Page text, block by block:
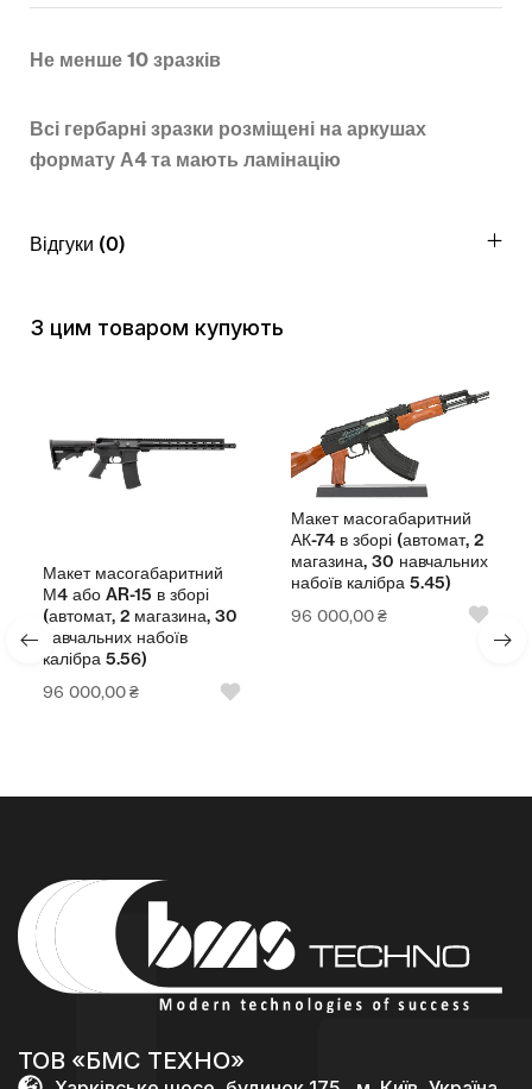
Не менше 10 зразків
Всі гербарні зразки розміщені на аркушах
формату А4 та мають ламінацію
Відгуки (0)
З цим товаром купують
Макет масогабаритний
М4 або AR-15 в зборі
(автомат, 2 магазина, 30
навчальних набоїв
калібра 5.56)
96 000,00₴
Макет масогабаритний
АК-74 в зборі (автомат, 2
магазина, 30 навчальних
набоїв калібра 5.45)
96 000,00₴
ТОВ «БМС ТЕХНО»